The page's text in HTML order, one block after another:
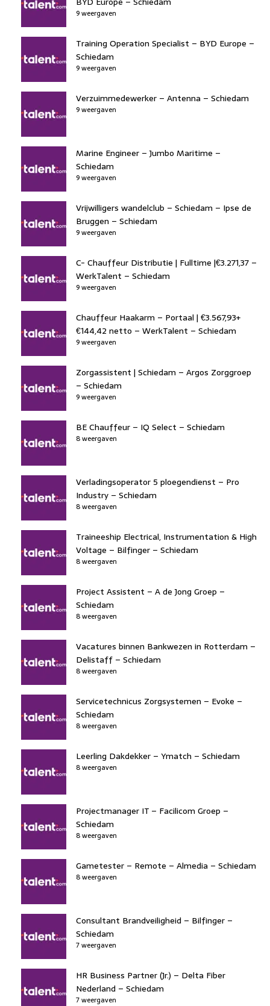
9 weergaven
Training Operation Specialist – BYD Europe –
Schiedam
9 weergaven
Verzuimmedewerker – Antenna – Schiedam
9 weergaven
Marine Engineer – Jumbo Maritime –
Schiedam
9 weergaven
Vrijwilligers wandelclub – Schiedam – Ipse de
Bruggen – Schiedam
9 weergaven
C- Chauffeur Distributie | Fulltime |€3.271,37 –
WerkTalent – Schiedam
9 weergaven
Chauffeur Haakarm – Portaal | €3.567,93+
€144,42 netto – WerkTalent – Schiedam
9 weergaven
Zorgassistent | Schiedam – Argos Zorggroep
– Schiedam
9 weergaven
BE Chauffeur – IQ Select – Schiedam
8 weergaven
Verladingsoperator 5 ploegendienst – Pro
Industry – Schiedam
8 weergaven
Traineeship Electrical, Instrumentation & High
Voltage – Bilfinger – Schiedam
8 weergaven
Project Assistent – A de Jong Groep –
Schiedam
8 weergaven
Vacatures binnen Bankwezen in Rotterdam –
Delistaff – Schiedam
8 weergaven
Servicetechnicus Zorgsystemen – Evoke –
Schiedam
8 weergaven
Leerling Dakdekker – Ymatch – Schiedam
8 weergaven
Projectmanager IT – Facilicom Groep –
Schiedam
8 weergaven
Gametester – Remote – Almedia – Schiedam
8 weergaven
Consultant Brandveiligheid – Bilfinger –
Schiedam
7 weergaven
HR Business Partner (Jr.) – Delta Fiber
Nederland – Schiedam
7 weergaven